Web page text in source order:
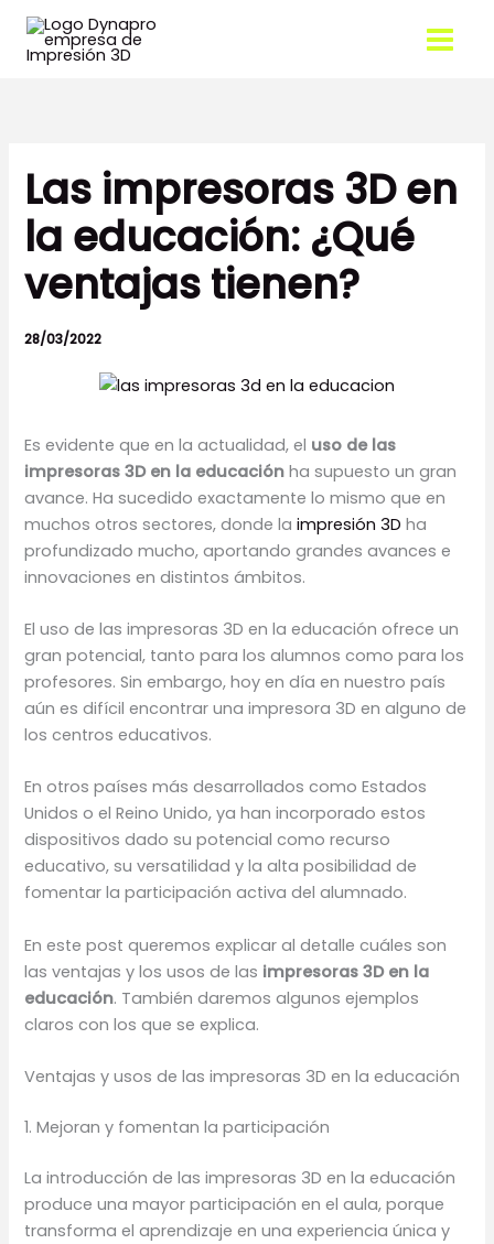
contenido
Las impresoras 3D en
la educación: ¿Qué
ventajas tienen?
28/03/2022
Es evidente que en la actualidad, el uso de las
impresoras 3D en la educación ha supuesto un gran
avance. Ha sucedido exactamente lo mismo que en
muchos otros sectores, donde laimpresión 3D ha
profundizado mucho, aportando grandes avances e
innovaciones en distintos ámbitos.
El uso de las impresoras 3D en la educación ofrece un
gran potencial, tanto para los alumnos como para los
profesores. Sin embargo, hoy en día en nuestro país
aún es difícil encontrar una impresora 3D en alguno de
los centros educativos.
En otros países más desarrollados como Estados
Unidos o el Reino Unido, ya han incorporado estos
dispositivos dado su potencial como recurso
educativo, su versatilidad y la alta posibilidad de
fomentar la participación activa del alumnado.
En este post queremos explicar al detalle cuáles son
las ventajas y los usos de las impresoras 3D en la
educación. También daremos algunos ejemplos
claros con los que se explica.
Ventajas y usos de las impresoras 3D en la educación
1. Mejoran y fomentan la participación
La introducción de las impresoras 3D en la educación
produce una mayor participación en el aula, porque
transforma el aprendizaje en una experiencia única y